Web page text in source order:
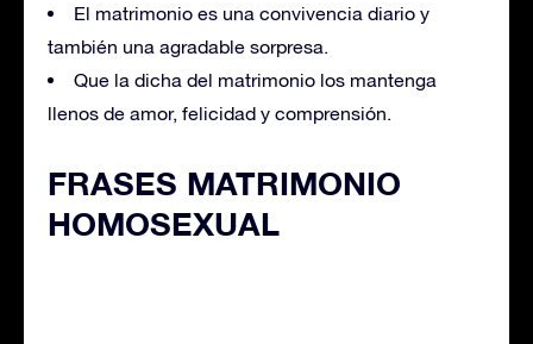
El matrimonio es una convivencia diario y
también una agradable sorpresa.
Que la dicha del matrimonio los mantenga
llenos de amor, felicidad y comprensión.
FRASES MATRIMONIO
HOMOSEXUAL